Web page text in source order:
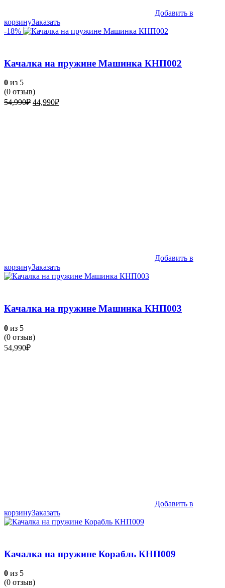
Добавить в
корзинуЗаказать
-18%
Качалка на пружине Машинка КНП002
0 из 5
(0 отзыв)
54,990₽ Первоначальная
44,990₽Текущая
Добавить в
корзинуЗаказать
Качалка на пружине Машинка КНП003
0 из 5
(0 отзыв)
54,990₽
Добавить в
корзинуЗаказать
Качалка на пружине Корабль КНП009
0 из 5
(0 отзыв)